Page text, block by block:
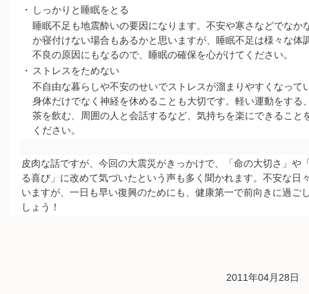
・
しっかりと睡眠をとる
睡眠不足も地震酔いの要因になります。不安や寒さなどでなか
か寝付けない場合もあるかと思いますが、睡眠不足は様々な体
不良の原因にもなるので、睡眠の確保を心がけてください。
・ ストレスをためない
不自由な暮らしや不安のせいでストレスが溜まりやすくなって
身体だけでなく神経を休めることも大切です。軽い運動をする
茶を飲む、周囲の人と会話するなど、気持ちを楽にできること
ください。
皮肉な話ですが、今回の大震災がきっかけで、「命の大切さ」や
る喜び」に改めて気づいたという声も多く聞かれます。不安な日
いますが、一日も早い復興のためにも、健康第一で前向きに過ご
しょう！
2011年04月28日